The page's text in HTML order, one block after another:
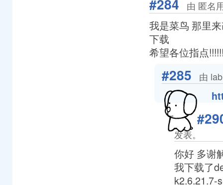
#284 由 匿名
我是菜鸟 那里
下载
希望各位指点
#285 由
发表。
你好 多谢
我下载了
k2.6.21.7-